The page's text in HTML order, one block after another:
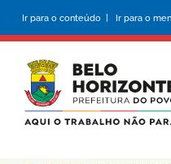
conteúdo
principal
Ir para o conteúdo | Ir para o